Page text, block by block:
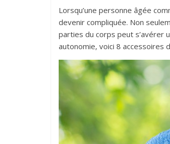
Lorsqu’une personne âgée
devenir compliquée. Non
parties du corps peut s’avérer
autonomie, voici 8 accessoires